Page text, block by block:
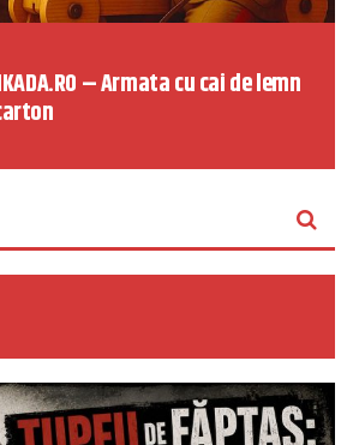
– Armata cu cai de lemn